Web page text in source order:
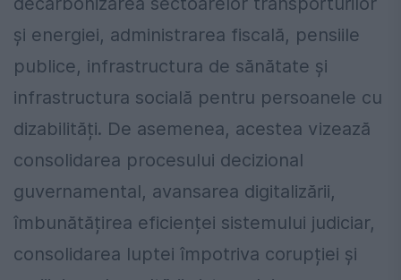
și energiei, administrarea fiscală, pensiile
publice, infrastructura de sănătate și
infrastructura socială pentru persoanele cu
dizabilități. De asemenea, acestea vizează
consolidarea procesului decizional
guvernamental, avansarea digitalizării,
îmbunătățirea eficienței sistemului judiciar,
consolidarea luptei împotriva corupției și